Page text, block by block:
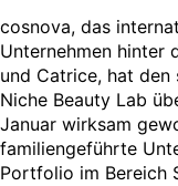
cosnova, das
Unternehmen hinter
und Catrice, hat den
Niche Beauty Lab
Januar wirksam
familiengeführte
Portfolio im Bereich